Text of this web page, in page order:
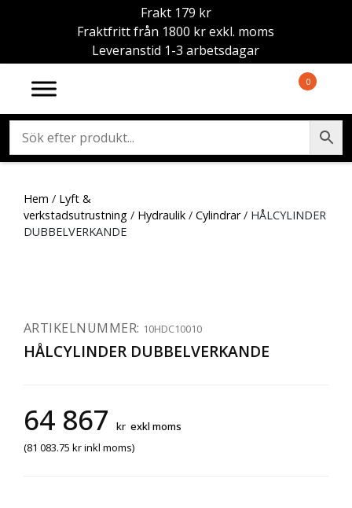
Frakt 179 kr
Fraktfritt från 1800 kr exkl. moms
Leveranstid 1-3 arbetsdagar
0
Hem / Lyft &
verkstadsutrustning/ Hydraulik/ Cylindrar/ HÅLCYLINDER
DUBBELVERKANDE
ARTIKELNUMMER: 10HDC10010
HÅLCYLINDER DUBBELVERKANDE
64 867 kr exkl moms
(81 083.75 krinkl moms)